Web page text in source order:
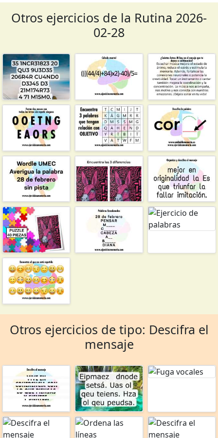
Otros ejercicios de la Rutina 2026-
02-28
Otros ejercicios de tipo: Descifra el
mensaje